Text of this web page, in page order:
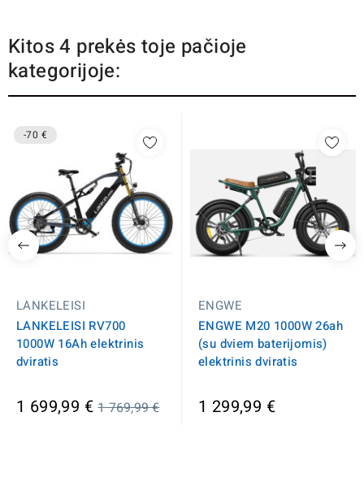
Kitos 4 prekės toje pačioje
kategorijoje:
-70 €
LANKELEISI
LANKELEISI RV700
1000W 16Ah elektrinis
dviratis
1 699,99 €Įprasta
1 769,99 €
ENGWE
ENGWE M20 1000W 26ah
(su dviem baterijomis)
elektrinis dviratis
1 299,99 €